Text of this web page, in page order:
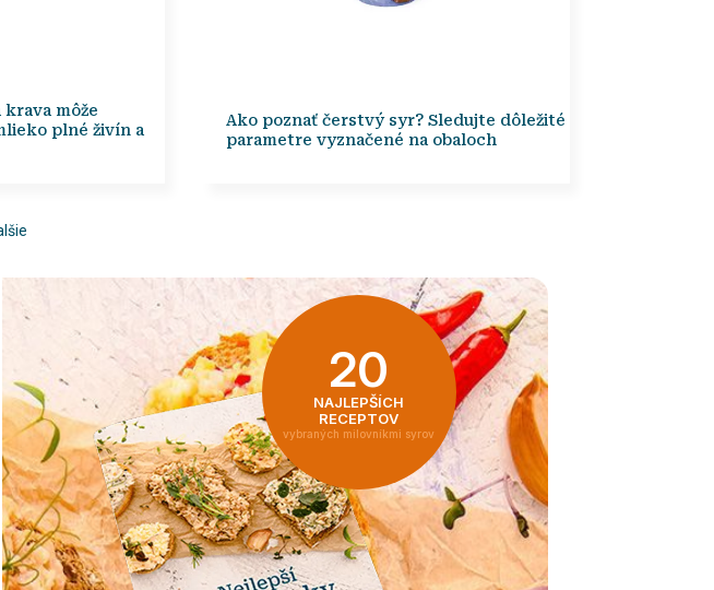
krava môže
plné živín a
Ako poznať čerstvý syr? Sledujte dôležité
parametre vyznačené na obaloch
20
NAJLEPŠÍCH
RECEPTOV
vybraných milovníkmi syrov